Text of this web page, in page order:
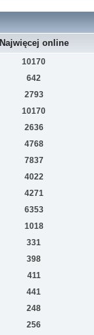
Najwięcej online
10170
642
2793
10170
2636
4768
7837
4022
4271
6353
1018
331
398
411
441
248
256